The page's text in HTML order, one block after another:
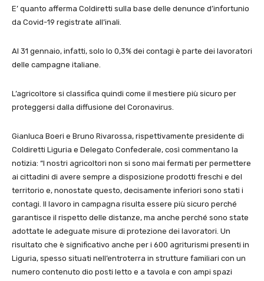
E’ quanto afferma Coldiretti sulla base delle denunce d’infortunio
da Covid-19 registrate all’inali.
Al 31 gennaio, infatti, solo lo 0,3% dei contagi è parte dei lavoratori
delle campagne italiane.
L’agricoltore si classifica quindi come il mestiere più sicuro per
proteggersi dalla diffusione del Coronavirus.
Gianluca Boeri e Bruno Rivarossa, rispettivamente presidente di
Coldiretti Liguria e Delegato Confederale, così commentano la
notizia: “I nostri agricoltori non si sono mai fermati per permettere
ai cittadini di avere sempre a disposizione prodotti freschi e del
territorio e, nonostate questo, decisamente inferiori sono stati i
contagi. Il lavoro in campagna risulta essere più sicuro perché
garantisce il rispetto delle distanze, ma anche perché sono state
adottate le adeguate misure di protezione dei lavoratori. Un
risultato che è significativo anche per i 600 agriturismi presenti in
Liguria, spesso situati nell’entroterra in strutture familiari con un
numero contenuto dio posti letto e a tavola e con ampi spazi